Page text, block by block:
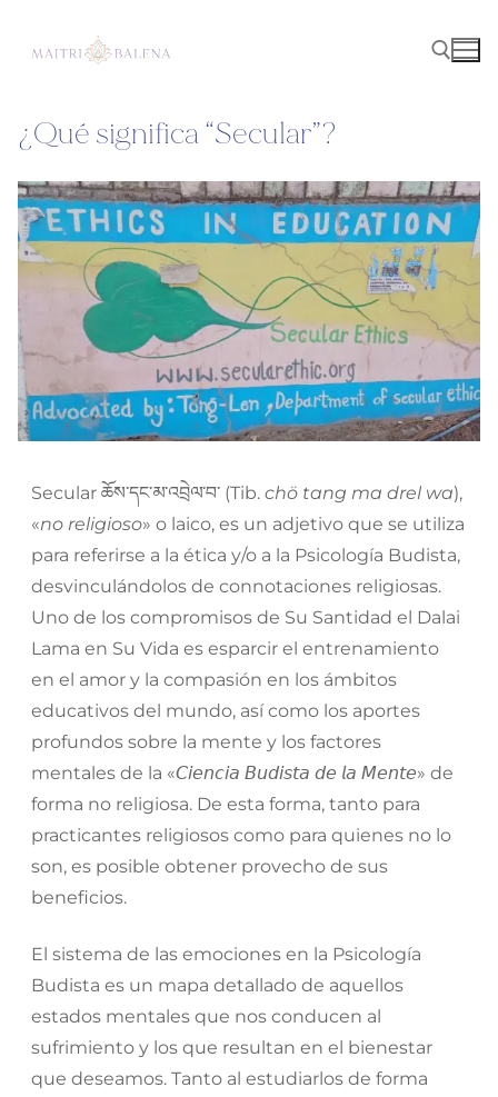
¿Qué significa “Secular”?
Secularཆོས་དང་མ་འབྲེལ་བ་ (Tib.chö tang ma drel wa),
«no religioso» o laico, es un adjetivo que se utiliza
para referirse a la ética y/o a la Psicología Budista,
desvinculándolos de connotaciones religiosas.
Uno de los compromisos de Su Santidad el Dalai
Lama en Su Vida es esparcir el entrenamiento
en el amor y la compasión en los ámbitos
educativos del mundo, así como los aportes
profundos sobre la mente y los factores
mentales de la «𝘊𝘪𝘦𝘯𝘤𝘪𝘢 𝘉𝘶𝘥𝘪𝘴𝘵𝘢 𝘥𝘦 𝘭𝘢 𝘔𝘦𝘯𝘵𝘦» de
forma no religiosa. De esta forma, tanto para
practicantes religiosos como para quienes no lo
son, es posible obtener provecho de sus
beneficios.
El sistema de las emociones en la Psicología
Budista es un mapa detallado de aquellos
estados mentales que nos conducen al
sufrimiento y los que resultan en el bienestar
que deseamos. Tanto al estudiarlos de forma